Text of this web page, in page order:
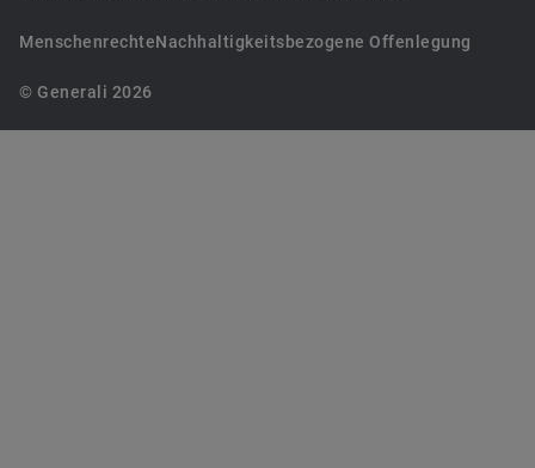
MenschenrechteNachhaltigkeitsbezogene Offenlegung
© Generali 2026